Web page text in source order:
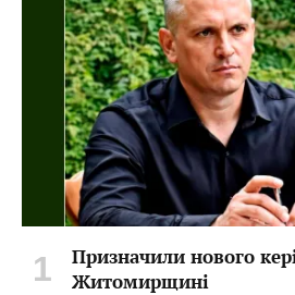
Призначили нового
Житомирщині